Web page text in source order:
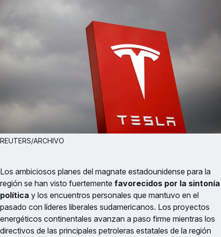
REUTERS/ARCHIVO
Los ambiciosos planes del magnate estadounidense para la
región se han visto fuertemente favorecidos por la sintonía
política y los encuentros personales que mantuvo en el
pasado con líderes liberales sudamericanos. Los proyectos
energéticos continentales avanzan a paso firme mientras los
directivos de las principales petroleras estatales de la región